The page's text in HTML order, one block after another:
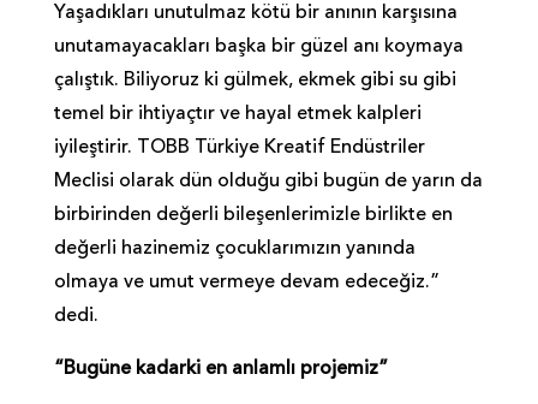
Yaşadıkları unutulmaz kötü bir anının karşısına
unutamayacakları başka bir güzel anı koymaya
çalıştık. Biliyoruz ki gülmek, ekmek gibi su gibi
temel bir ihtiyaçtır ve hayal etmek kalpleri
iyileştirir. TOBB Türkiye Kreatif Endüstriler
Meclisi olarak dün olduğu gibi bugün de yarın da
birbirinden değerli bileşenlerimizle birlikte en
değerli hazinemiz çocuklarımızın yanında
olmaya ve umut vermeye devam edeceğiz.”
dedi.
“Bugüne kadarki en anlamlı projemiz”